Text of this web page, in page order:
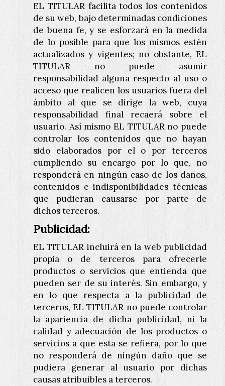
EL TITULAR facilita todos los contenidos
de su web, bajo determinadas condiciones
de buena fe, y se esforzará en la medida
de lo posible para que los mismos estén
actualizados y vigentes; no obstante, EL
TITULAR no puede asumir
responsabilidad alguna respecto al uso o
acceso que realicen los usuarios fuera del
ámbito al que se dirige la web, cuya
responsabilidad final recaerá sobre el
usuario. Así mismo EL TITULAR no puede
controlar los contenidos que no hayan
sido elaborados por el o por terceros
cumpliendo su encargo por lo que, no
responderá en ningún caso de los daños,
contenidos e indisponibilidades técnicas
que pudieran causarse por parte de
dichos terceros.
Publicidad:
EL TITULAR incluirá en la web publicidad
propia o de terceros para ofrecerle
productos o servicios que entienda que
pueden ser de su interés. Sin embargo, y
en lo que respecta a la publicidad de
terceros, EL TITULAR no puede controlar
la apariencia de dicha publicidad, ni la
calidad y adecuación de los productos o
servicios a que esta se refiera, por lo que
no responderá de ningún daño que se
pudiera generar al usuario por dichas
causas atribuibles a terceros.